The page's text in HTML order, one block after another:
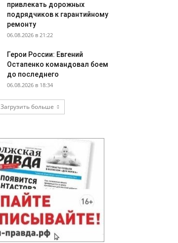
привлекать дорожных
подрядчиков к гарантийному
ремонту
06.08.2026 в 21:22
Герои России: Евгений
Остапенко командовал боем
до последнего
06.08.2026 в 18:34
Загрузить больше